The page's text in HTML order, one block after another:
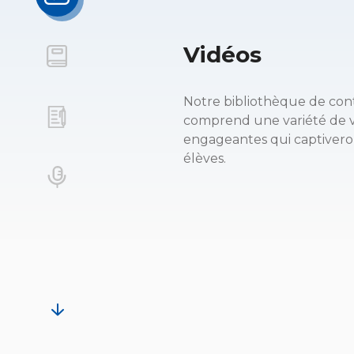
arrow_forward
Vidéos
Notre bibliothèque de
comprend une variété de
engageantes qui
élèves.